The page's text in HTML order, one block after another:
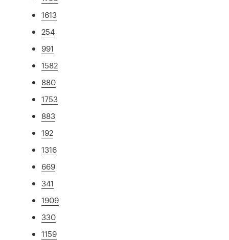
1613
254
991
1582
880
1753
883
192
1316
669
341
1909
330
1159